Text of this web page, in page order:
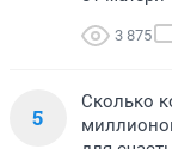
3 875
5
Сколько